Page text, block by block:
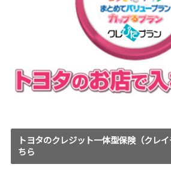
トヨタのクレジット一体型保険（クレ
ちら